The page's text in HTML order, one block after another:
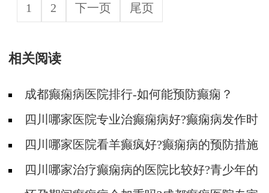
1 2 下一页 尾页
相关阅读
成都癫痫病医院排行-如何能预防癫痫？
四川哪家医院专业治癫痫病好?癫痫病发作时
要注意什么?
四川哪家医院看羊癫疯好?癫痫病的预防措施
有哪些?四川哪家治疗癫痫病的医院比较好?青少年的